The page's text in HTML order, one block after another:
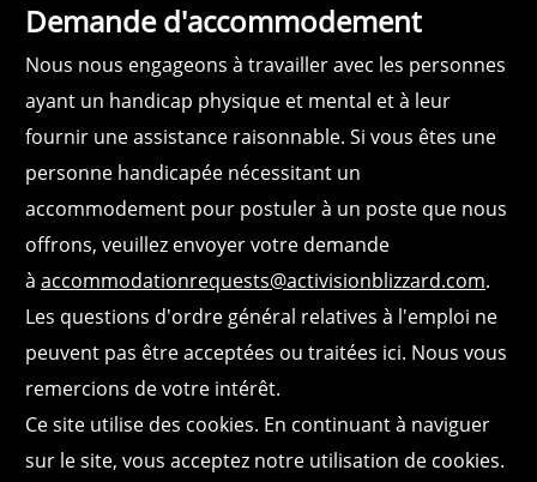
Demande d'accommodement
Nous nous engageons à travailler avec les personnes
ayant un handicap physique et mental et à leur
fournir une assistance raisonnable. Si vous êtes une
personne handicapée nécessitant un
accommodement pour postuler à un poste que nous
offrons, veuillez envoyer votre demande
à accommodationrequests@activisionblizzard.com.
Les questions d'ordre général relatives à l'emploi ne
peuvent pas être acceptées ou traitées ici. Nous vous
remercions de votre intérêt.
Ce site utilise des cookies. En continuant à naviguer
sur le site, vous acceptez notre utilisation de cookies.